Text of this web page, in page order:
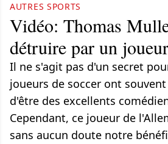
AUTRES SPORTS
Vidéo: Thomas
détruire par un
Il ne s'agit pas d'un secret
joueurs de soccer ont
d'être des excellents
Cependant, ce joueur de
sans aucun doute notre